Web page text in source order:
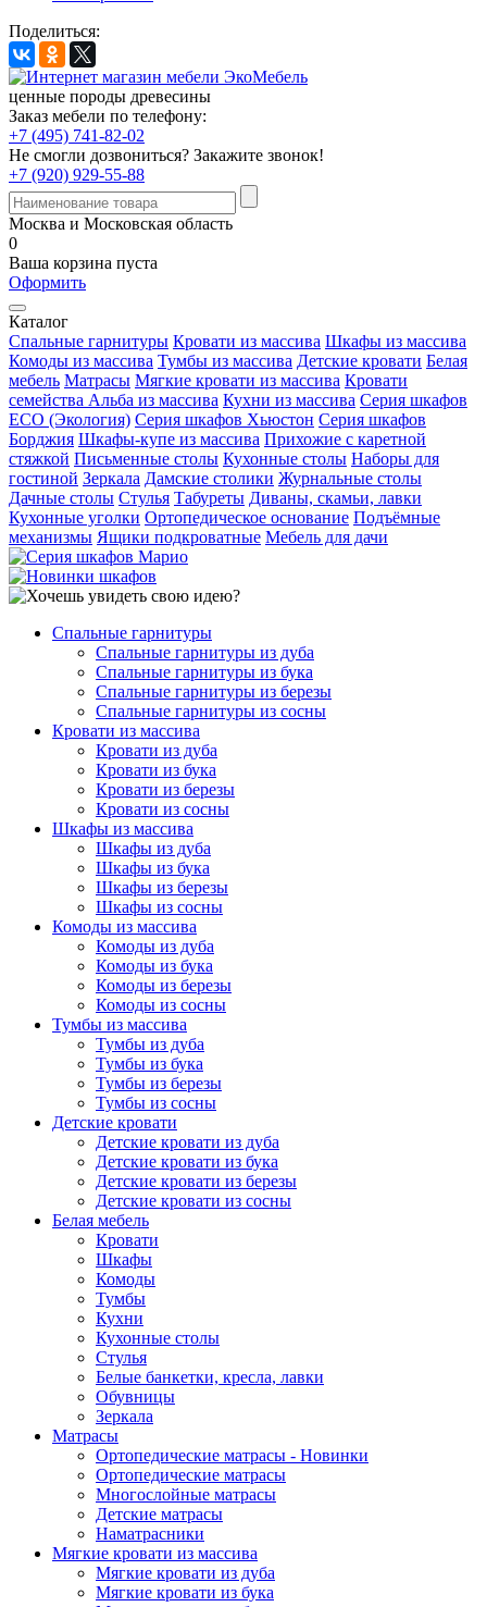
Поделиться:
ценные породы древесины
Заказ мебели по телефону:
+7 (495) 741-82-02
Не смогли дозвониться? Закажите звонок!
+7 (920) 929-55-88
Москва и Московская область
0
Ваша корзина пуста
Оформить
Каталог
Спальные гарнитуры Кровати из массива Шкафы из массива
Комоды из массива Тумбы из массива Детские кровати Белая
мебель Матрасы Мягкие кровати из массива Кровати
семейства Альба из массива Кухни из массива Серия шкафов
ECO (Экология) Серия шкафов Хьюстон Серия шкафов
Борджия Шкафы-купе из массива Прихожие с каретной
стяжкой Письменные столы Кухонные столы Наборы для
гостиной Зеркала Дамские столики Журнальные столы
Дачные столы Стулья Табуреты Диваны, скамьи, лавки
Кухонные уголки Ортопедическое основание Подъёмные
механизмы Ящики подкроватные Мебель для дачи
Спальные гарнитуры
Спальные гарнитуры из дуба
Спальные гарнитуры из бука
Спальные гарнитуры из березы
Спальные гарнитуры из сосны
Кровати из массива
Кровати из дуба
Кровати из бука
Кровати из березы
Кровати из сосны
Шкафы из массива
Шкафы из дуба
Шкафы из бука
Шкафы из березы
Шкафы из сосны
Комоды из массива
Комоды из дуба
Комоды из бука
Комоды из березы
Комоды из сосны
Тумбы из массива
Тумбы из дуба
Тумбы из бука
Тумбы из березы
Тумбы из сосны
Детские кровати
Детские кровати из дуба
Детские кровати из бука
Детские кровати из березы
Детские кровати из сосны
Белая мебель
Кровати
Шкафы
Комоды
Тумбы
Кухни
Кухонные столы
Стулья
Белые банкетки, кресла, лавки
Обувницы
Зеркала
Матрасы
Ортопедические матрасы - Новинки
Ортопедические матрасы
Многослойные матрасы
Детские матрасы
Наматрасники
Мягкие кровати из массива
Мягкие кровати из дуба
Мягкие кровати из бука